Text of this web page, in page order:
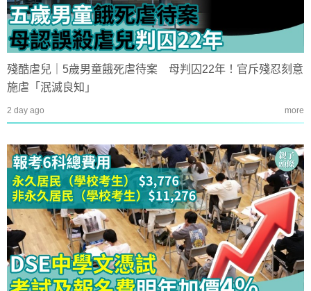
殘酷虐兒｜5歲男童餓死虐待案 母判囚22年！官斥殘忍刻意
施虐「泯滅良知」
2 day ago more